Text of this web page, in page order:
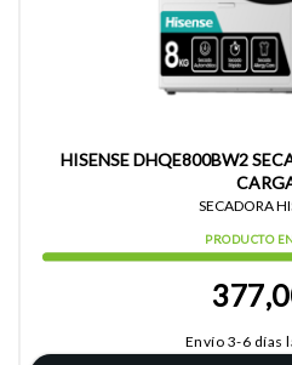
HISENSE DHQE800BW2
SECADORA
PRODUCTO
Envío 3-6 días